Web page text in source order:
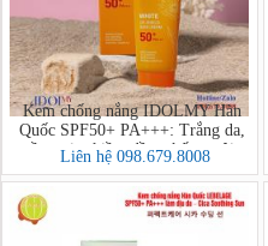
Kem chống nắng IDOLMY Hàn
Quốc SPF50+ PA+++: Trắng da,
mềm mịn, kiềm dầu, chống trôi -
Liên hệ 098.679.8008